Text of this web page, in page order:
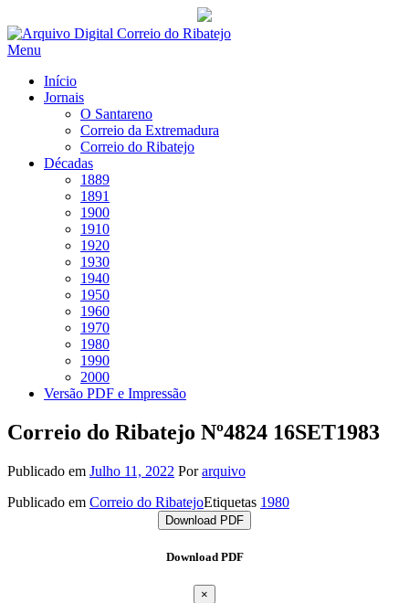
Saltar
para
Menu
Início
Jornais
O Santareno
Correio da Extremadura
Correio do Ribatejo
Décadas
1889
1891
1900
1910
1920
1930
1940
1950
1960
1970
1980
1990
2000
Versão PDF e Impressão
Correio do Ribatejo Nº4824 16SET1983
Publicado em Julho 11, 2022 Porarquivo
Publicado em Correio do RibatejoEtiquetas 1980
Download PDF
Download PDF
×